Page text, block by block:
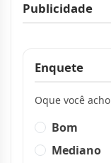
Publicidade
Enquete
Oque você
Bom
Mediano